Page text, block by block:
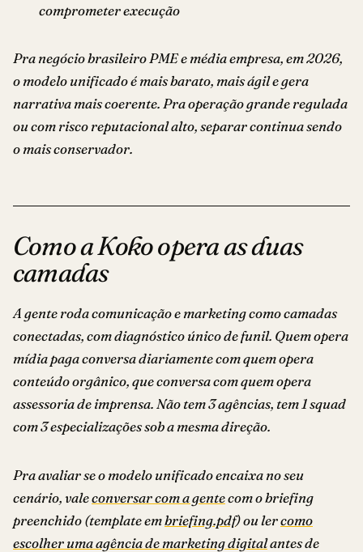
comprometer execução
Pra negócio brasileiro PME e média empresa, em 2026,
o modelo unificado é mais barato, mais ágil e gera
narrativa mais coerente. Pra operação grande regulada
ou com risco reputacional alto, separar continua sendo
o mais conservador.
Como a Koko opera as duas
camadas
A gente roda comunicação e marketing como camadas
conectadas, com diagnóstico único de funil. Quem opera
mídia paga conversa diariamente com quem opera
conteúdo orgânico, que conversa com quem opera
assessoria de imprensa. Não tem 3 agências, tem 1 squad
com 3 especializações sob a mesma direção.
Pra avaliar se o modelo unificado encaixa no seu
cenário, valeconversar com a gentecom o briefing
preenchido (template embriefing.pdf) ou lercomo
escolher uma agência de marketing digitalantes de